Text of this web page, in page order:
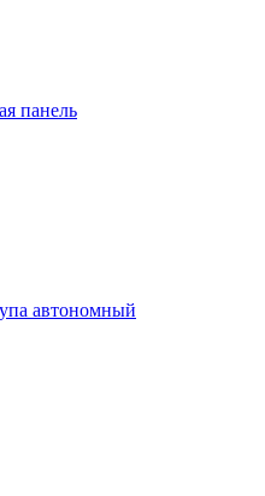
панель
автономный